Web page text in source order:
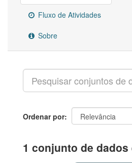
Fluxo de Atividades
Sobre
Ordenar por
1 conjunto de